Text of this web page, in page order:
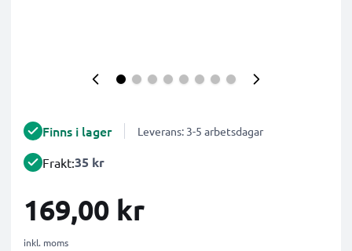
Finns i lager Leverans: 3-5 arbetsdagar
Frakt:35 kr
169,00 kr
inkl. moms